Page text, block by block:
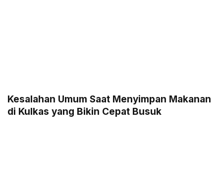
Kesalahan Umum Saat Menyimpan Makanan
di Kulkas yang Bikin Cepat Busuk